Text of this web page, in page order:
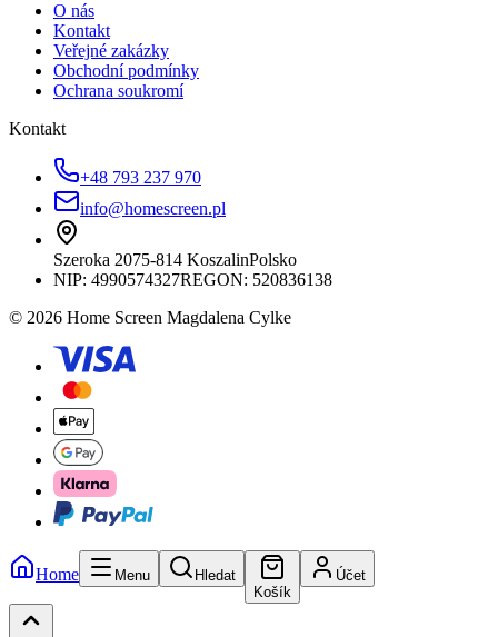
O nás
Kontakt
Veřejné zakázky
Obchodní podmínky
Ochrana soukromí
Kontakt
+48 793 237 970
info@homescreen.pl
Szeroka 2075-814 KoszalinPolsko
NIP: 4990574327REGON: 520836138
© 2026 Home Screen Magdalena Cylke
Home Menu
Hledat
Košík
Účet